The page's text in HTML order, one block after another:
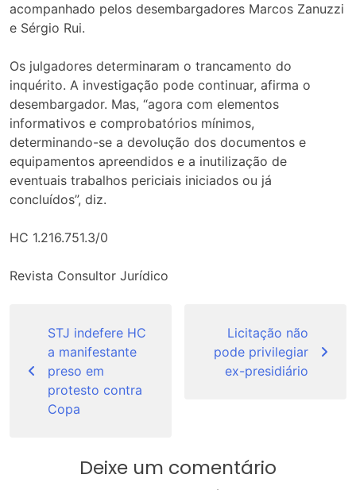
acompanhado pelos desembargadores Marcos Zanuzzi
e Sérgio Rui.
Os julgadores determinaram o trancamento do
inquérito. A investigação pode continuar, afirma o
desembargador. Mas, “agora com elementos
informativos e comprobatórios mínimos,
determinando-se a devolução dos documentos e
equipamentos apreendidos e a inutilização de
eventuais trabalhos periciais iniciados ou já
concluídos”, diz.
HC 1.216.751.3/0
Revista Consultor Jurídico
Post
STJ indefere HC
a manifestante
preso em
protesto contra
Copa
Licitação não
pode privilegiar
ex-presidiário
Deixe um comentário